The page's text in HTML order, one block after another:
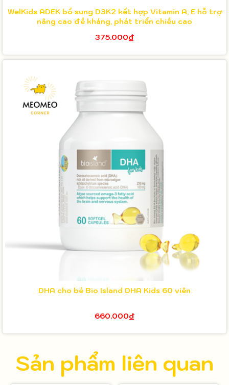
WelKids ADEK bổ sung D3K2 kết hợp Vitamin A, E hỗ trợ
nâng cao đề kháng, phát triển chiều cao
375.000₫
DHA cho bé Bio Island DHA Kids 60 viên
660.000₫
Sản phẩm liên quan